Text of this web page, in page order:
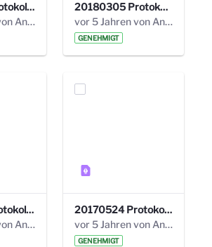
20180611 Protokoll 23. Steuerungskreis.pdf
vor 5 Jahren von Anni Schlumberger
20180305 Protokoll 22. Steuerungskreis.pdf
vor 5 Jahren von Anni Schlumberger
GENEHMIGT
20171018 Protokoll 21. Steuerungskreis.pdf
vor 5 Jahren von Anni Schlumberger
20170524 Protokoll 20. Steuerungskreis.pdf
vor 5 Jahren von Anni Schlumberger
GENEHMIGT